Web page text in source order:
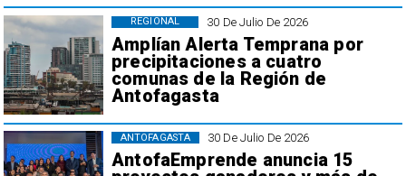
30 De Julio De 2026
Amplían Alerta Temprana por
precipitaciones a cuatro
comunas de la Región de
Antofagasta
REGIONAL
30 De Julio De 2026
AntofaEmprende anuncia 15
ANTOFAGASTA